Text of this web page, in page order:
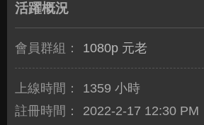
活躍概況
會員群組： 1080p 元老
上線時間：
1359 小時
註冊時間：
2022-2-17 12:30 PM